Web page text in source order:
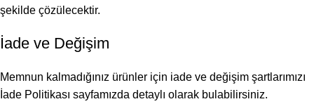
şekilde çözülecektir.
İade ve Değişim
Memnun kalmadığınız ürünler için iade ve değişim şartlarımızı
İade Politikası sayfamızda detaylı olarak bulabilirsiniz.